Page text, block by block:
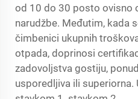
od 10 do 30 posto ovisno
narudžbe. Međutim, kada
čimbenici ukupnih
otpada, doprinosi
zadovoljstva gostiju,
usporedljiva ili superiorna.